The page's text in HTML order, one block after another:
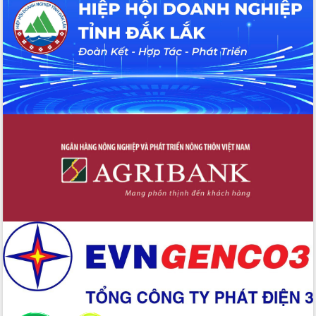
UBND tỉnh họp báo định kỳ tháng 4
năm 2026
Hội thảo khoa học “Giải pháp thúc đẩy
phát triển nền kinh tế xanh tại tỉnh
Đắk Lắk”
Tăng cường giám sát, đôn đốc thực
hiện nhiệm vụ quản lý tài sản công
công tác cải cách thủ tục hành chính
tại Trung tâm Phục vụ hành chính
Đắk Lắk: Tôn vinh 46 giải pháp tại Hội
Đắk Lắk rà soát, điều chỉnh Đề án 190
về phát triển nuôi trồng thủy sản
Phó Chủ tịch UBND tỉnh Đắk Lắk
Trương Công Thái kiểm tra thực địa
Dự án cao tốc Khánh Hòa - Buôn Ma